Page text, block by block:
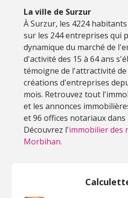
La ville de Surzur
À Surzur, les 4224
sur les 244 entreprises qui
dynamique du marché de
d'activité des 15 à 64 ans
témoigne de l'attractivité de
créations d'entreprises
mois. Retrouvez tout
et les annonces
et 96 offices notariaux
Découvrez l'immobilier des
Morbihan.